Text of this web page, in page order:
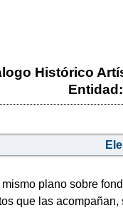
Histórico
plano sobre
que las